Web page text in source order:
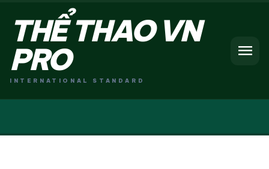
THỂ THAO VN
PRO
INTERNATIONAL STANDARD
menu